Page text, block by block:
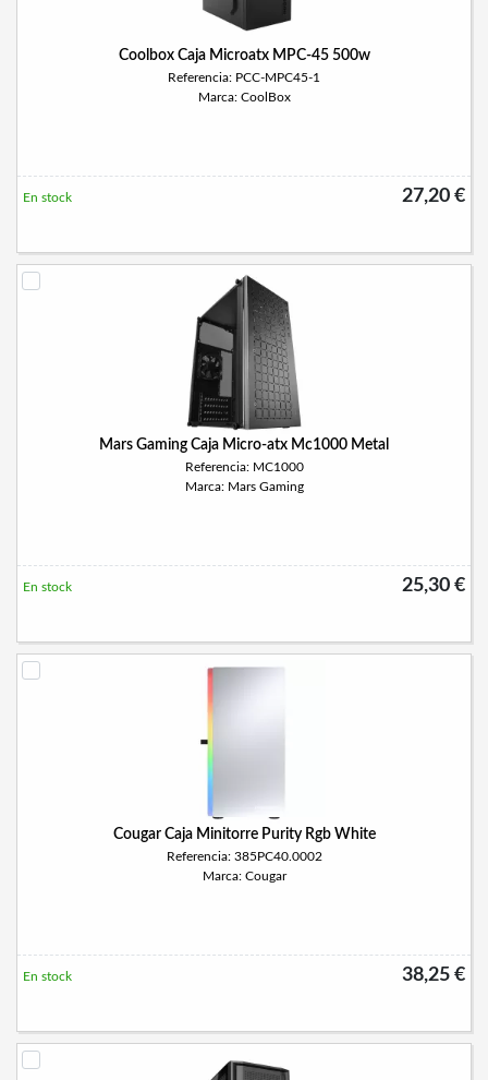
Coolbox Caja Microatx MPC-45 500w
Referencia: PCC-MPC45-1
Marca: CoolBox
27,20 €
En stock
Mars Gaming Caja Micro-atx Mc1000 Metal
Referencia: MC1000
Marca: Mars Gaming
25,30 €
En stock
Cougar Caja Minitorre Purity Rgb White
Referencia: 385PC40.0002
Marca: Cougar
38,25 €
En stock